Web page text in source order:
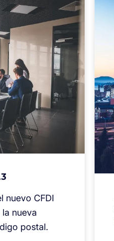
nuevo CFDI
nueva
postal.